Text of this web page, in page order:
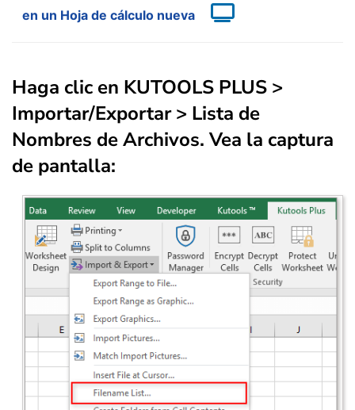
en un Hoja de cálculo nueva
Haga clic en KUTOOLS PLUS >
Importar/Exportar> Lista de
Nombres de Archivos. Vea la captura
de pantalla: